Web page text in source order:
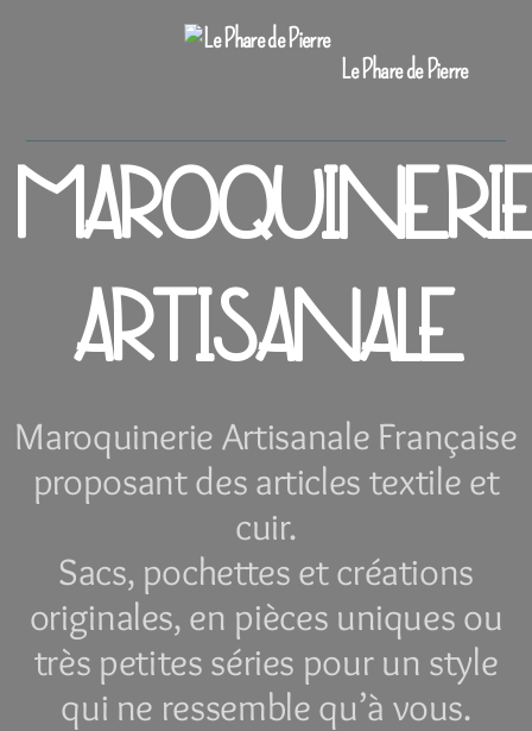
Le Phare de Pierre
ARTISANALE
Maroquinerie Artisanale Française
proposant des articles textile et
cuir.
Sacs, pochettes et créations
originales, en pièces uniques ou
très petites séries pour un style
qui ne ressemble qu’à vous.